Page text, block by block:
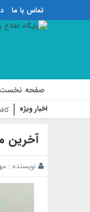
تماس با ما
صفحه نخست
اخبار ویژه
آخرین
نویسنده :